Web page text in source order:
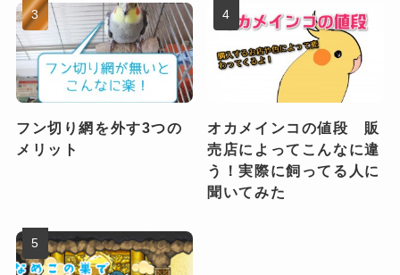
フン切り網を外す3つの
メリット
オカメインコの値段 販
売店によってこんなに違
う！実際に飼ってる人に
聞いてみた